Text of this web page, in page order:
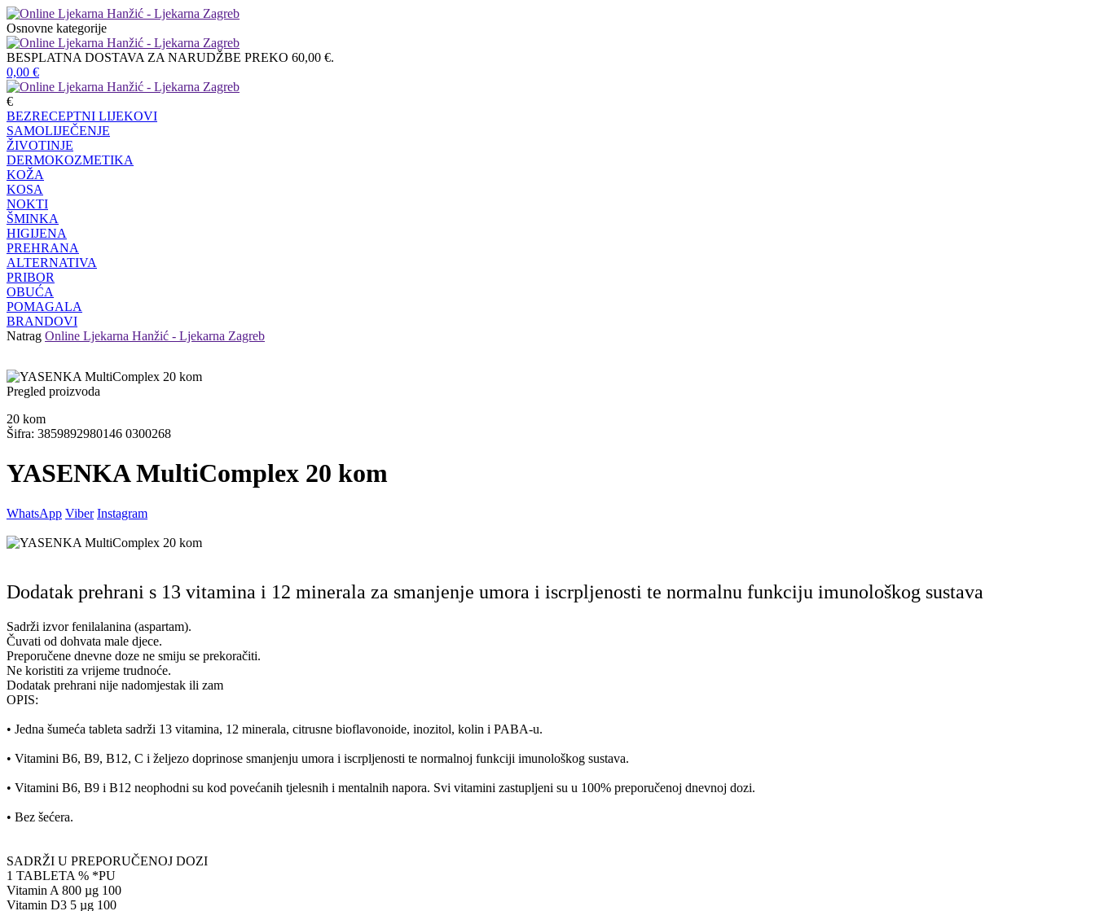
Osnovne kategorije
BESPLATNA DOSTAVA ZA NARUDŽBE PREKO 60,00 €.
0,00 €
€
BEZRECEPTNI LIJEKOVI
SAMOLIJEČENJE
ŽIVOTINJE
DERMOKOZMETIKA
KOŽA
KOSA
NOKTI
ŠMINKA
HIGIJENA
PREHRANA
ALTERNATIVA
PRIBOR
OBUĆA
POMAGALA
BRANDOVI
Natrag Online Ljekarna Hanžić - Ljekarna Zagreb
Pregled proizvoda
20 kom
Šifra: 3859892980146 0300268
YASENKA MultiComplex 20 kom
WhatsApp Viber Instagram
Dodatak prehrani s 13 vitamina i 12 minerala za smanjenje umora i iscrpljenosti te normalnu funkciju imunološkog sustava
Sadrži izvor fenilalanina (aspartam).
Čuvati od dohvata male djece.
Preporučene dnevne doze ne smiju se prekoračiti.
Ne koristiti za vrijeme trudnoće.
Dodatak prehrani nije nadomjestak ili zam
OPIS:
• Jedna šumeća tableta sadrži 13 vitamina, 12 minerala, citrusne bioflavonoide, inozitol, kolin i PABA-u.
• Vitamini B6, B9, B12, C i željezo doprinose smanjenju umora i iscrpljenosti te normalnoj funkciji imunološkog sustava.
• Vitamini B6, B9 i B12 neophodni su kod povećanih tjelesnih i mentalnih napora. Svi vitamini zastupljeni su u 100% preporučenoj dnevnoj dozi.
• Bez šećera.
SADRŽI U PREPORUČENOJ DOZI
1 TABLETA % *PU
Vitamin A 800 µg 100
Vitamin D3 5 µg 100